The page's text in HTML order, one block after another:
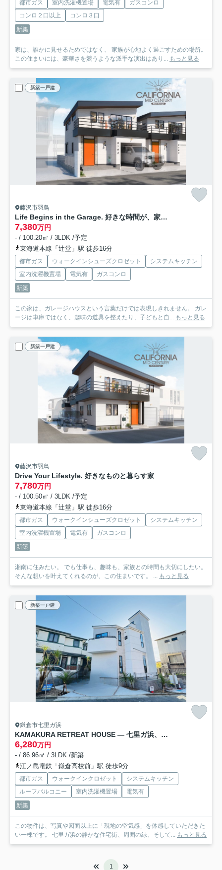
都市ガス 室内洗濯機置場 電気有
ガスコンロ
コンロ２口以上
コンロ３口
新築
家は、誰かに見せるためではなく、 家族が心地よく過ごすための場所。
この住まいには、豪華さを競うような派手な演出はあり... もっと見る
新築一戸建
藤沢市羽鳥
Life Begins in the Garage. 好きな時間が、家の中心になる
7,380万円
- / 100.20㎡ / 3LDK /予定
東海道本線「辻堂」駅 徒歩16分
都市ガス ウォークインシューズクロゼット
システムキッチン
室内洗濯機置場
電気有
ガスコンロ
新築
この家は、ガレージハウスという言葉だけでは表現しきれません。 ガレ
ージは車庫ではなく、趣味の道具を整えたり、子どもと自... もっと見る
新築一戸建
藤沢市羽鳥
Drive Your Lifestyle. 好きなものと暮らす家
7,780万円
- / 100.50㎡ / 3LDK /予定
東海道本線「辻堂」駅 徒歩16分
都市ガス ウォークインシューズクロゼット
システムキッチン
室内洗濯機置場
電気有
ガスコンロ
新築
湘南に住みたい。 でも仕事も、趣味も、家族との時間も大切にしたい。
そんな想いを叶えてくれるのが、この住まいです。 ... もっと見る
新築一戸建
鎌倉市七里ガ浜
KAMAKURA RETREAT HOUSE ― 七里ガ浜、緑に包まれる杉板の家 ―
6,280万円
- / 86.96㎡ / 3LDK /新築
江ノ島電鉄「鎌倉高校前」駅 徒歩9分
都市ガス ウォークインクロゼット
システムキッチン
ルーフバルコニー
室内洗濯機置場
電気有
新築
この物件は、写真や図面以上に「現地の空気感」を体感していただきた
い一棟です。 七里ガ浜の静かな住宅街、周囲の緑、そして... もっと見る
1